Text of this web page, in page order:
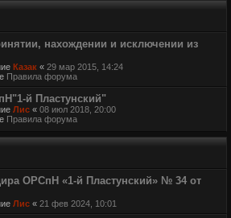
нахождении и исключении из
Казак « 29 мар 2015, 14:24
Правила форума
й Пластунский"
Лис « 08 июл 2018, 20:00
Правила форума
ОРСпН «1-й Пластунский» № 34 от
Лис « 21 фев 2024, 10:01